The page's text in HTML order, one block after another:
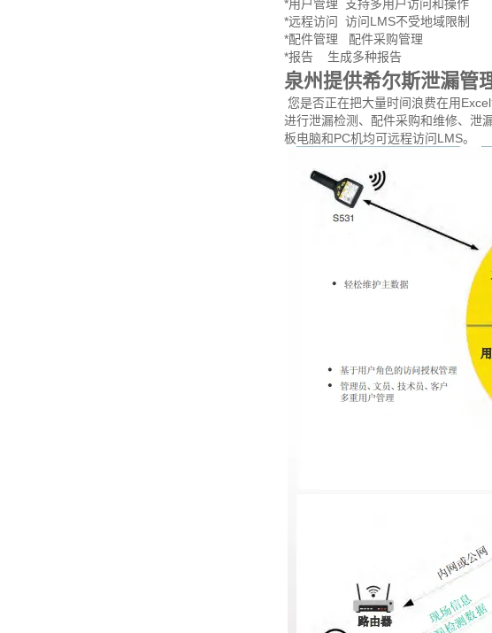
*用户管理 支持多用户访问和操作
*远程访问 访问LMS不受地域限制
*配件管理 配件采购管理
*报告 生成多种报告
泉州提供希尔斯泄漏管
您是否正在把大量时间浪费在用
进行泄漏检测、配件采购和维修、泄
板电脑和PC机均可远程访问LMS。